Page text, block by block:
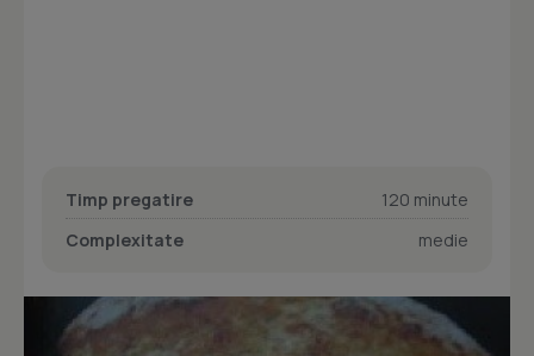
Timp pregatire
120 minute
Complexitate
medie